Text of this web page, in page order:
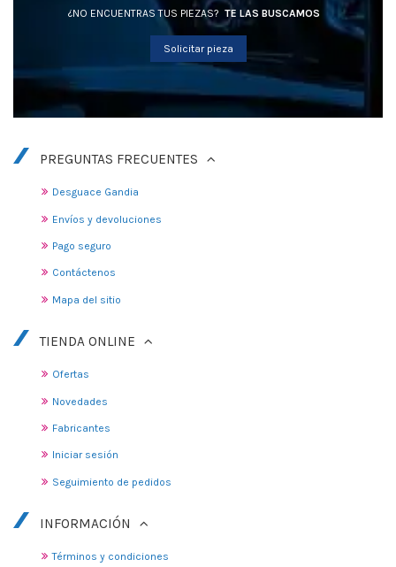
¿NO ENCUENTRAS TUS PIEZAS? TE LAS BUSCAMOS
Solicitar pieza
PREGUNTAS FRECUENTES
Desguace Gandia
Envíos y devoluciones
Pago seguro
Contáctenos
Mapa del sitio
TIENDA ONLINE
Ofertas
Novedades
Fabricantes
Iniciar sesión
Seguimiento de pedidos
INFORMACIÓN
Términos y condiciones